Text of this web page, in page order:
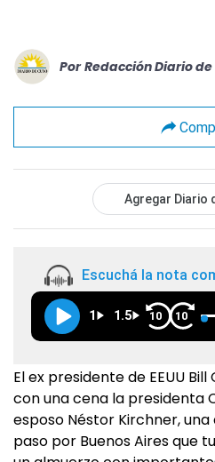
Por Redacción Diario
Agregar Diario
Escuchá la nota
1 1.5 10 10
El ex presidente de EEUU
con una cena la presidenta
esposo Néstor Kirchner,
paso por Buenos Aires que